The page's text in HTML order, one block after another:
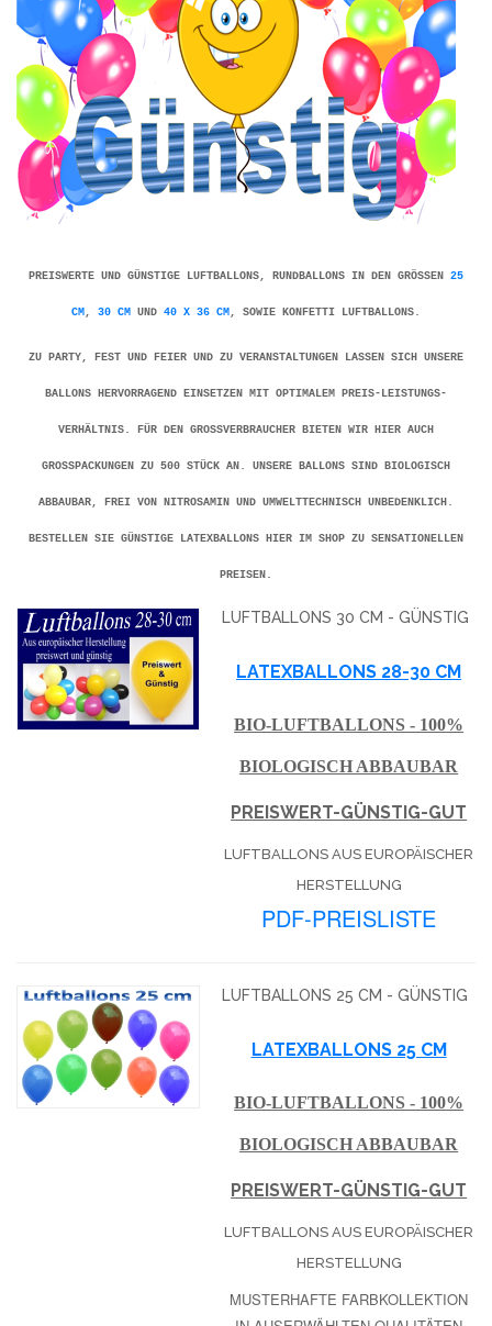
PREISWERTE UND GÜNSTIGE LUFTBALLONS, RUNDBALLONS IN DEN GRÖSSEN 25
CM , 30 CM UND 40 X 36 CM , SOWIE KONFETTI LUFTBALLONS.
ZU PARTY, FEST UND FEIER UND ZU VERANSTALTUNGEN LASSEN SICH UNSERE
BALLONS HERVORRAGEND EINSETZEN MIT OPTIMALEM PREIS-LEISTUNGS-
VERHÄLTNIS. FÜR DEN GROSSVERBRAUCHER BIETEN WIR HIER AUCH G
ROSSPACKUNGEN ZU 500 STÜCK AN. UNSERE BALLONS SIND BIOLOGISCH AB
BAUBAR, FREI VON NITROSAMIN UND UMWELTTECHNISCH UNBEDENKLICH. BE
STELLEN SIE GÜNSTIGE LATEXBALLONS HIER IM SHOP ZU SENSATIONELLEN PR
EISEN.
LUFTBALLONS 30 CM - GÜNSTIG
LATEXBALLONS 28-30 CM
BIO-LUFTBALLONS - 100%
BIOLOGISCH ABBAUBAR
PREISWERT-GÜNSTIG-GUT
LUFTBALLONS AUS EUROPÄISCHER
HERSTELLUNG
PDF-PREISLISTE
LUFTBALLONS 25 CM - GÜNSTIG
LATEXBALLONS 25 CM
BIO-LUFTBALLONS - 100%
BIOLOGISCH ABBAUBAR
PREISWERT-GÜNSTIG-GUT
LUFTBALLONS AUS EUROPÄISCHER
HERSTELLUNG
MUSTERHAFTE FARBKOLLEKTION